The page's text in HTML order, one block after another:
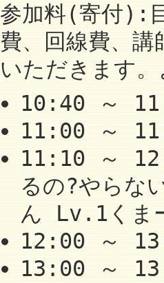
参加料(寄付):
費、回線費、
いただきます
10:40 ～
11:00 ～
11:10 ～
るの?やらな
ん Lv.1くま
12:00 ～
13:00 ～